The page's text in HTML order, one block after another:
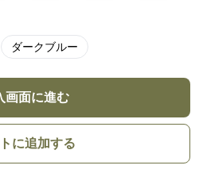
ダークブルー
画面に進む
に追加する